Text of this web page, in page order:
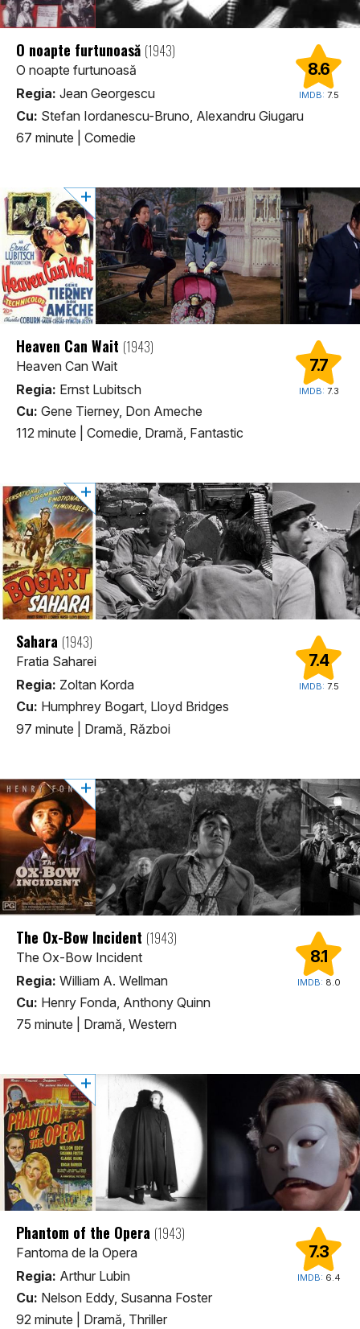
8.6
IMDB: 7.5
O noapte furtunoasă (1943)
O noapte furtunoasă
Regia: Jean Georgescu
Cu: Stefan Iordanescu-Bruno, Alexandru Giugaru
67 minute
Comedie
7.7
IMDB: 7.3
Heaven Can Wait (1943)
Heaven Can Wait
Regia: Ernst Lubitsch
Cu: Gene Tierney, Don Ameche
112 minute
Comedie, Dramă, Fantastic
7.4
IMDB: 7.5
Sahara (1943)
Fratia Saharei
Regia: Zoltan Korda
Cu: Humphrey Bogart, Lloyd Bridges
97 minute
Dramă, Război
8.1
IMDB: 8.0
The Ox-Bow Incident (1943)
The Ox-Bow Incident
Regia: William A. Wellman
Cu: Henry Fonda, Anthony Quinn
75 minute
Dramă, Western
7.3
IMDB: 6.4
Phantom of the Opera (1943)
Fantoma de la Opera
Regia: Arthur Lubin
Cu: Nelson Eddy, Susanna Foster
92 minute
Dramă, Thriller